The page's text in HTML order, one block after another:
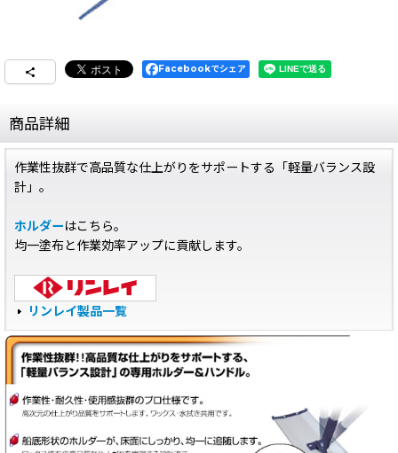
Facebookでシェア
商品詳細
作業性抜群で高品質な仕上がりをサポートする「軽量バランス設
計」。
ホルダーはこちら。
均一塗布と作業効率アップに貢献します。
リンレイ製品一覧